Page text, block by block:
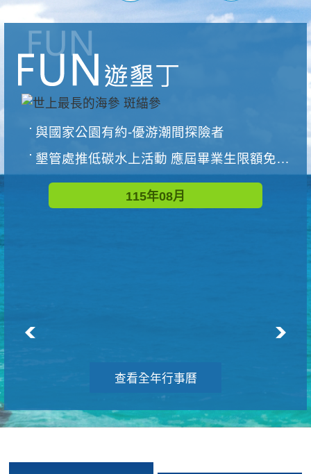
與國家公園有約-優游潮間探險者
墾管處推低碳水上活動 應屆畢業生限額免費參加
115年08月
查看全年行事曆